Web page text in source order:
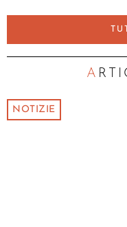
NOTIZIE